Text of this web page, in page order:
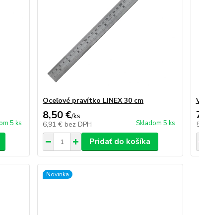
5 ks
Oceľové pravítko LINEX 30 cm
8,50 €/ks
6,91 € bez DPH Skladom 5 ks
Pridať do košíka
Novinka